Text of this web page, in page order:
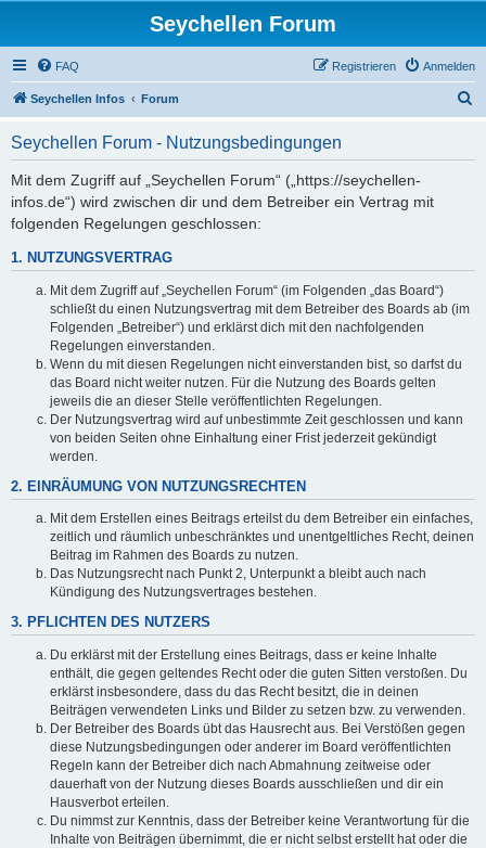
Seychellen Forum
FAQ Anmelden
Registrieren
Seychellen Infos Forum
Seychellen Forum - Nutzungsbedingungen
Mit dem Zugriff auf „Seychellen Forum“ („https://seychellen-
infos.de“) wird zwischen dir und dem Betreiber ein Vertrag mit
folgenden Regelungen geschlossen:
1. NUTZUNGSVERTRAG
Mit dem Zugriff auf „Seychellen Forum“ (im Folgenden „das Board“)
schließt du einen Nutzungsvertrag mit dem Betreiber des Boards ab (im
Folgenden „Betreiber“) und erklärst dich mit den nachfolgenden
Regelungen einverstanden.
Wenn du mit diesen Regelungen nicht einverstanden bist, so darfst du
das Board nicht weiter nutzen. Für die Nutzung des Boards gelten
jeweils die an dieser Stelle veröffentlichten Regelungen.
Der Nutzungsvertrag wird auf unbestimmte Zeit geschlossen und kann
von beiden Seiten ohne Einhaltung einer Frist jederzeit gekündigt
werden.
2. EINRÄUMUNG VON NUTZUNGSRECHTEN
Mit dem Erstellen eines Beitrags erteilst du dem Betreiber ein einfaches,
zeitlich und räumlich unbeschränktes und unentgeltliches Recht, deinen
Beitrag im Rahmen des Boards zu nutzen.
Das Nutzungsrecht nach Punkt 2, Unterpunkt a bleibt auch nach
Kündigung des Nutzungsvertrages bestehen.
3. PFLICHTEN DES NUTZERS
Du erklärst mit der Erstellung eines Beitrags, dass er keine Inhalte
enthält, die gegen geltendes Recht oder die guten Sitten verstoßen. Du
erklärst insbesondere, dass du das Recht besitzt, die in deinen
Beiträgen verwendeten Links und Bilder zu setzen bzw. zu verwenden.
Der Betreiber des Boards übt das Hausrecht aus. Bei Verstößen gegen
diese Nutzungsbedingungen oder anderer im Board veröffentlichten
Regeln kann der Betreiber dich nach Abmahnung zeitweise oder
dauerhaft von der Nutzung dieses Boards ausschließen und dir ein
Hausverbot erteilen.
Du nimmst zur Kenntnis, dass der Betreiber keine Verantwortung für die
Inhalte von Beiträgen übernimmt, die er nicht selbst erstellt hat oder die